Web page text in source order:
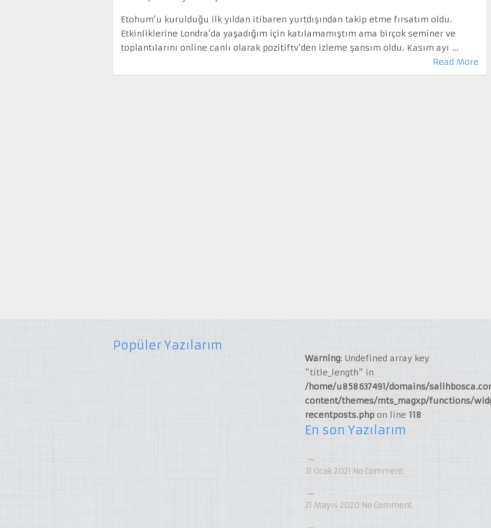
Etohum‘u kurulduğu ilk yıldan itibaren yurtdışından takip etme fırsatım oldu.
Etkinliklerine Londra’da yaşadığım için katılamamıştım ama birçok seminer ve
toplantılarını online canlı olarak pozitiftv‘den izleme şansım oldu. Kasım ayı …
Read More
Popüler Yazılarım
Warning: Undefined array key
"title_length" in
/home/u858637491/domains/
content/themes/mts_magxp/functions/
recentposts.php on line 118
En son Yazılarım
…
31 Ocak 2021 No Comment
…
21 Mayıs 2020 No Comment
…